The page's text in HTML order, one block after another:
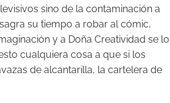
sino de la contaminación a
su tiempo a robar al cómic,
y a Doña Creatividad se
cualquiera cosa a que si los
de alcantarilla, la cartelera de